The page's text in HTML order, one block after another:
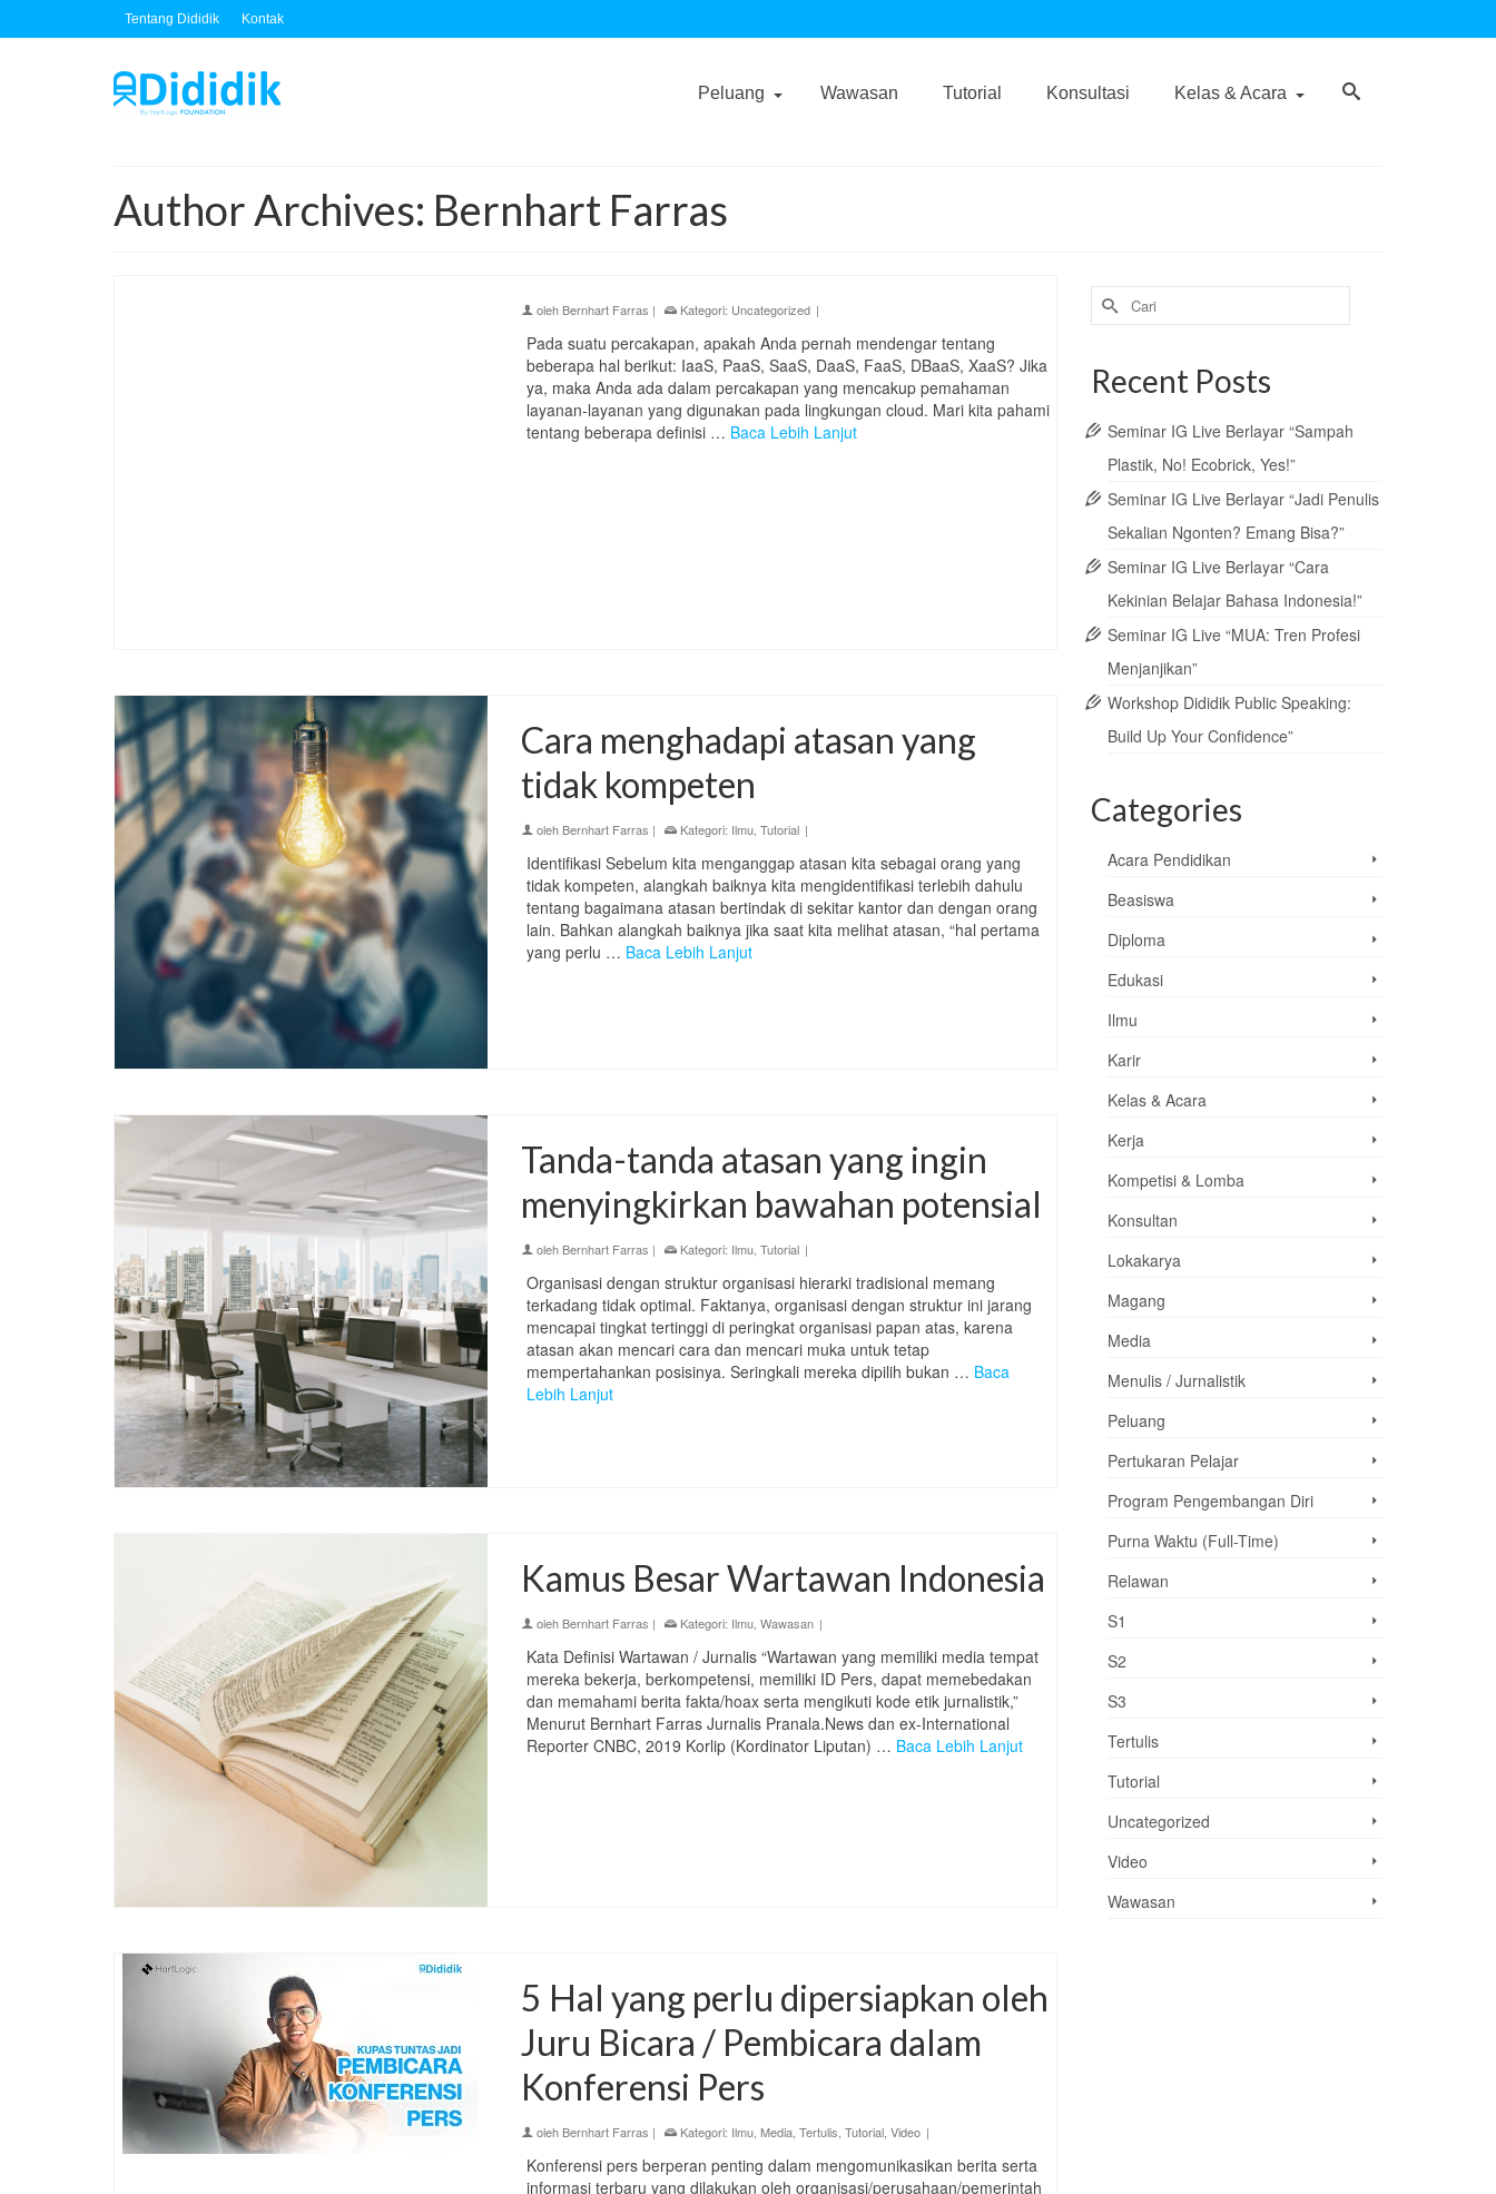
Tentang Dididik Kontak
Peluang Wawasan Tutorial Konsultasi Kelas & Acara
Author Archives: Bernhart Farras
oleh Bernhart Farras | Kategori: Uncategorized |
Pada suatu percakapan, apakah Anda pernah mendengar tentang
beberapa hal berikut: IaaS, PaaS, SaaS, DaaS, FaaS, DBaaS, XaaS? Jika
ya, maka Anda ada dalam percakapan yang mencakup pemahaman
layanan-layanan yang digunakan pada lingkungan cloud. Mari kita pahami
tentang beberapa definisi … Baca Lebih Lanjut
Cara menghadapi atasan yang
tidak kompeten
oleh Bernhart Farras | Kategori: Ilmu, Tutorial |
Identifikasi Sebelum kita menganggap atasan kita sebagai orang yang
tidak kompeten, alangkah baiknya kita mengidentifikasi terlebih dahulu
tentang bagaimana atasan bertindak di sekitar kantor dan dengan orang
lain. Bahkan alangkah baiknya jika saat kita melihat atasan, “hal pertama
yang perlu … Baca Lebih Lanjut
Tanda-tanda atasan yang ingin
menyingkirkan bawahan potensial
oleh Bernhart Farras | Kategori: Ilmu, Tutorial |
Organisasi dengan struktur organisasi hierarki tradisional memang
terkadang tidak optimal. Faktanya, organisasi dengan struktur ini jarang
mencapai tingkat tertinggi di peringkat organisasi papan atas, karena
atasan akan mencari cara dan mencari muka untuk tetap
mempertahankan posisinya. Seringkali mereka dipilih bukan … Baca
Lebih Lanjut
Kamus Besar Wartawan Indonesia
oleh Bernhart Farras | Kategori: Ilmu, Wawasan |
Kata Definisi Wartawan / Jurnalis “Wartawan yang memiliki media tempat
mereka bekerja, berkompetensi, memiliki ID Pers, dapat memebedakan
dan memahami berita fakta/hoax serta mengikuti kode etik jurnalistik,”
Menurut Bernhart Farras Jurnalis Pranala.News dan ex-International
Reporter CNBC, 2019 Korlip (Kordinator Liputan) … Baca Lebih Lanjut
5 Hal yang perlu dipersiapkan oleh
Juru Bicara / Pembicara dalam
Konferensi Pers
oleh Bernhart Farras | Kategori: Ilmu, Media, Tertulis Tutorial, Video |
Konferensi pers berperan penting dalam mengomunikasikan berita serta
informasi terbaru yang dilakukan oleh organisasi/perusahaan/pemerintah
Search
for:
Recent Posts
Seminar IG Live Berlayar “Sampah
Plastik, No! Ecobrick, Yes!”
Seminar IG Live Berlayar “Jadi Penulis
Sekalian Ngonten? Emang Bisa?”
Seminar IG Live Berlayar “Cara
Kekinian Belajar Bahasa Indonesia!”
Seminar IG Live “MUA: Tren Profesi
Menjanjikan”
Workshop Dididik Public Speaking:
Build Up Your Confidence”
Categories
Acara Pendidikan
Beasiswa
Diploma
Edukasi
Ilmu
Karir
Kelas & Acara
Kerja
Kompetisi & Lomba
Konsultan
Lokakarya
Magang
Media
Menulis / Jurnalistik
Peluang
Pertukaran Pelajar
Program Pengembangan Diri
Purna Waktu (Full-Time)
Relawan
S1
S2
S3
Tertulis
Tutorial
Uncategorized
Video
Wawasan